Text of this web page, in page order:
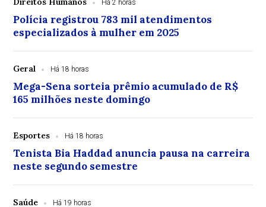
Há 2 horas
Polícia registrou 783 mil atendimentos
especializados à mulher em 2025
Geral Há 18 horas
Mega-Sena sorteia prêmio acumulado de R$
165 milhões neste domingo
Esportes Há 18 horas
Tenista Bia Haddad anuncia pausa na carreira
neste segundo semestre
Saúde Há 19 horas